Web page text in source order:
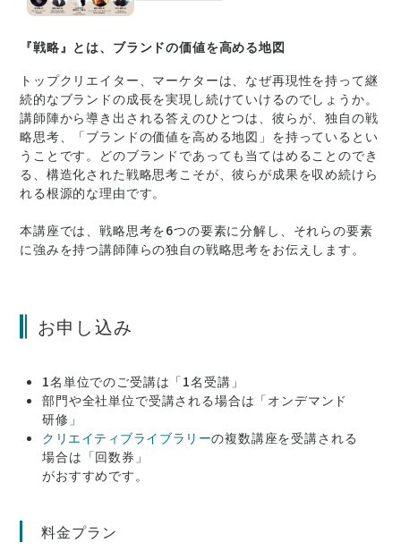
『戦略』とは、ブランドの価値を高める地図
トップクリエイター、マーケターは、なぜ再現性を持って継
続的なブランドの成長を実現し続けていけるのでしょうか。
講師陣から導き出される答えのひとつは、彼らが、独自の戦
略思考、「ブランドの価値を高める地図」を持っているとい
うことです。どのブランドであっても当てはめることのでき
る、構造化された戦略思考こそが、彼らが成果を収め続けら
れる根源的な理由です。
本講座では、戦略思考を6つの要素に分解し、それらの要素
に強みを持つ講師陣らの独自の戦略思考をお伝えします。
お申し込み
1名単位でのご受講は「1名受講」
部門や全社単位で受講される場合は「オンデマンド
研修」
クリエイティブライブラリーの複数講座を受講される
場合は「回数券」
がおすすめです。
料金プラン